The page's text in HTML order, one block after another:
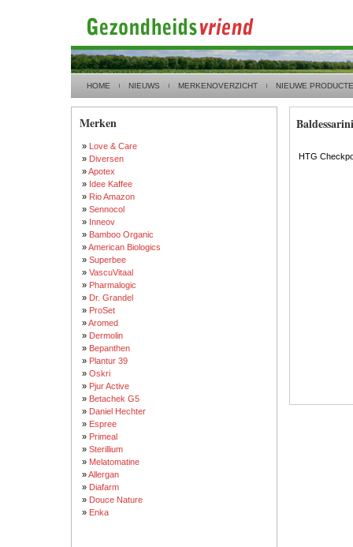
HOME NIEUWS MERKENOVERZICHT NIEUWE
Merken
» Love & Care
» Diversen
»Apotex
» Idee Kaffee
» Rio Amazon
» Sennocol
» Inneov
» Bamboo Organic
»American Biologics
» Superbee
» VascuVitaal
» Pharmalogic
» Dr. Grandel
» ProSet
»Aromed
» Dermolin
» Bepanthen
» Plantur 39
» Oskri
» Pjur Active
» Betachek G5
» Daniel Hechter
» Espree
» Primeal
» Sterillium
» Melatomatine
»Allergan
» Diafarm
» Douce Nature
» Enka
Baldessarini
HTG